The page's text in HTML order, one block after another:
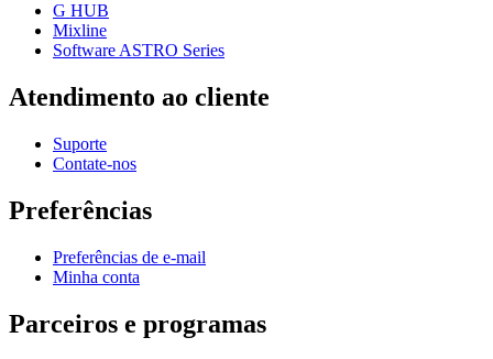
G HUB
Mixline
Software ASTRO Series
Atendimento ao cliente
Suporte
Contate-nos
Preferências
Preferências de e-mail
Minha conta
Parceiros e programas